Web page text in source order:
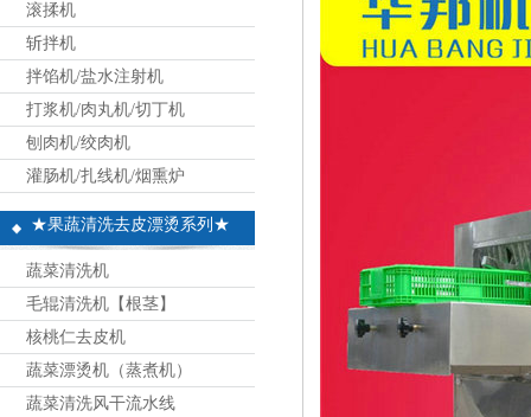
滚揉机
斩拌机
拌馅机/盐水注射机
打浆机/肉丸机/切丁机
刨肉机/绞肉机
灌肠机/扎线机/烟熏炉
★果蔬清洗去皮漂烫系列★
蔬菜清洗机
毛辊清洗机【根茎】
核桃仁去皮机
蔬菜漂烫机（蒸煮机）
蔬菜清洗风干流水线